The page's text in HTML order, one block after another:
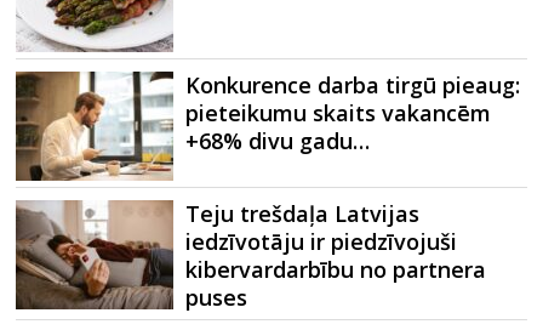
Konkurence darba tirgū pieaug:
pieteikumu skaits vakancēm
+68% divu gadu…
Teju trešdaļa Latvijas
iedzīvotāju ir piedzīvojuši
kibervardarbību no partnera
puses